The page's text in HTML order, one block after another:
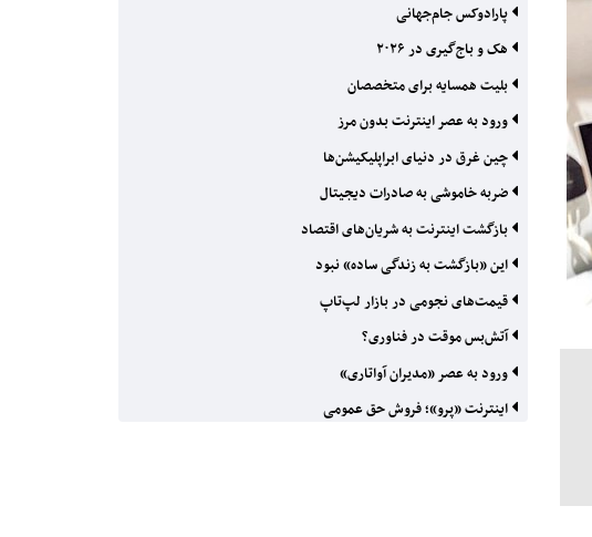
پارادوکس جام‌جهانی
هک و باج‌گیری در ۲۰۲۶
بلیت همسایه برای متخصصان
ورود به عصر اینترنت بدون مرز
چین غرق در دنیای ابراپلیکیشن‌ها
ضربه خاموشی به صادرات دیجیتال
بازگشت اینترنت به شریان‌های اقتصاد
این «بازگشت به زندگی ساده» نبود
قیمت‌های نجومی در بازار لپ‌تاپ
آتش‌بس موقت در فناوری؟
ورود به عصر «مدیران آواتاری»
اینترنت «پرو»؛ فروش حق عمومی